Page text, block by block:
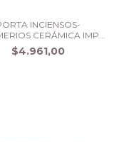
INCIENSOS-
CERÁMICA IMP...
$4.961,00